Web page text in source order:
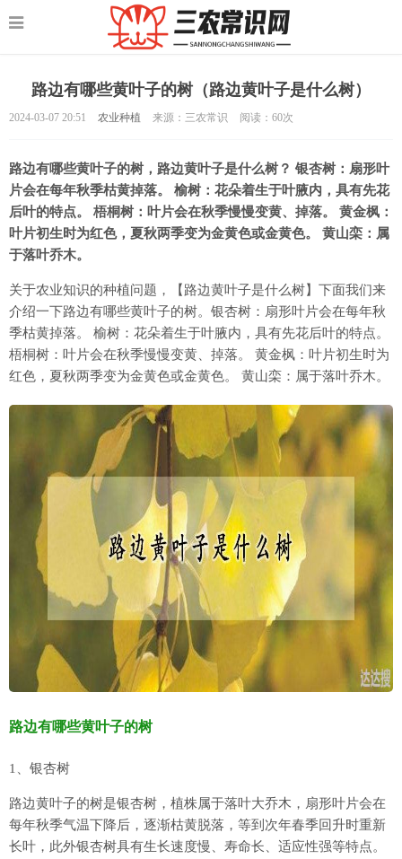
路边有哪些黄叶子的树（路边黄叶子是什么树）
2024-03-07 20:51 农业种植 来源：三农常识 阅读： 60次
路边有哪些黄叶子的树，路边黄叶子是什么树？ 银杏树：扇形叶
片会在每年秋季枯黄掉落。 榆树：花朵着生于叶腋内，具有先花
后叶的特点。 梧桐树：叶片会在秋季慢慢变黄、掉落。 黄金枫：
叶片初生时为红色，夏秋两季变为金黄色或金黄色。 黄山栾：属
于落叶乔木。
关于农业知识的种植问题，【路边黄叶子是什么树】下面我们来
介绍一下路边有哪些黄叶子的树。银杏树：扇形叶片会在每年秋
季枯黄掉落。 榆树：花朵着生于叶腋内，具有先花后叶的特点。
梧桐树：叶片会在秋季慢慢变黄、掉落。 黄金枫：叶片初生时为
红色，夏秋两季变为金黄色或金黄色。 黄山栾：属于落叶乔木。
路边有哪些黄叶子的树
1、银杏树
路边黄叶子的树是银杏树，植株属于落叶大乔木，扇形叶片会在
每年秋季气温下降后，逐渐枯黄脱落，等到次年春季回升时重新
长叶，此外银杏树具有生长速度慢、寿命长、适应性强等特点。